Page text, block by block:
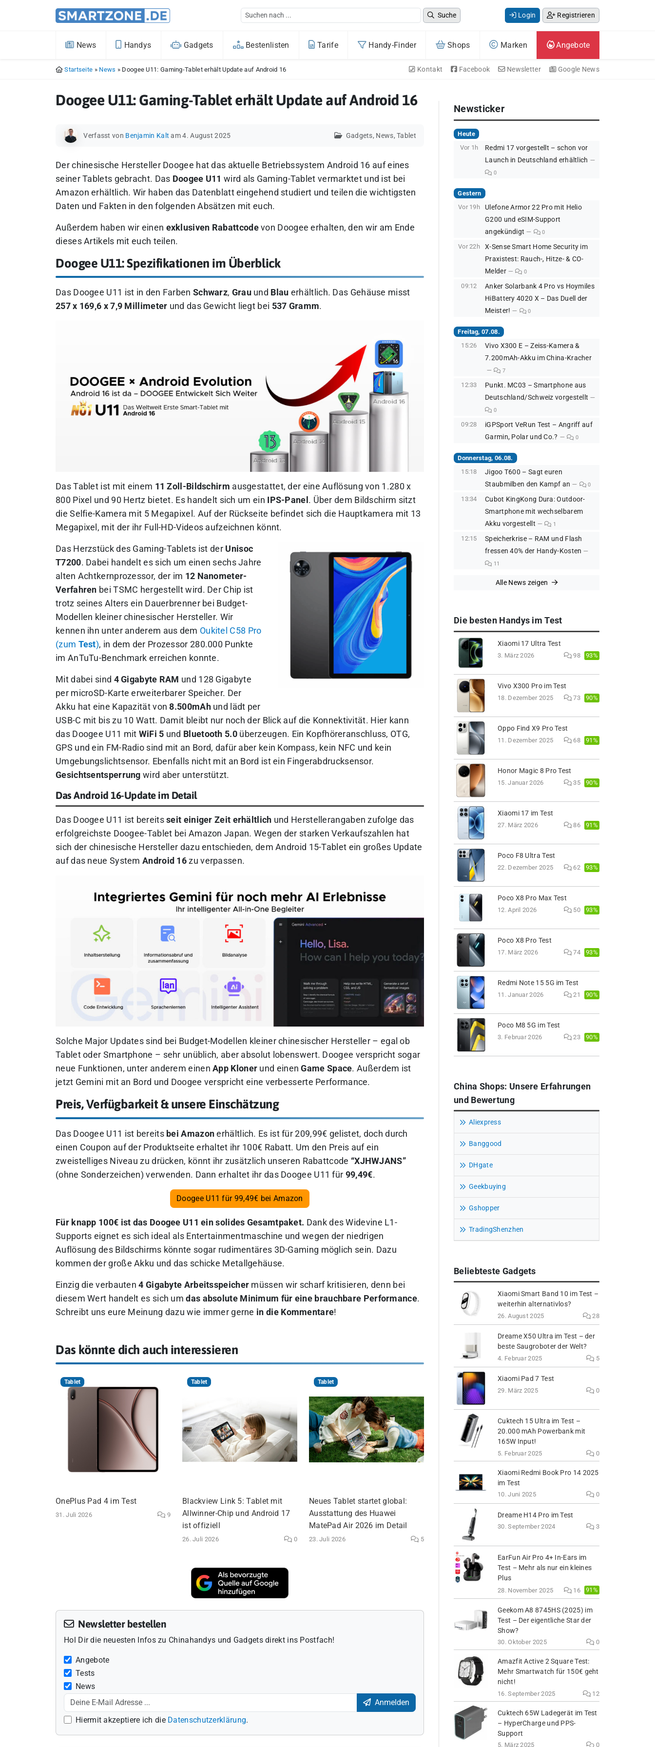
Suche Login Registrieren
News Handys Gadgets Bestenlisten Tarife Handy-Finder Shops Marken Angebote
Startseite » News » Doogee U11: Gaming-Tablet erhält Update auf Android 16 Kontakt Facebook Newsletter Google News
Doogee U11: Gaming-Tablet erhält Update auf Android 16
Verfasst von Benjamin Kalt am 4. August 2025 Gadgets, News,Tablet
Der chinesische Hersteller Doogee hat das aktuelle Betriebssystem Android 16 auf eines
seiner Tablets gebracht. Das Doogee U11 wird als Gaming-Tablet vermarktet und ist bei
Amazon erhältlich. Wir haben das Datenblatt eingehend studiert und teilen die wichtigsten
Daten und Fakten in den folgenden Absätzen mit euch.
Außerdem haben wir einen exklusiven Rabattcodevon Doogee erhalten, den wir am Ende
dieses Artikels mit euch teilen.
Doogee U11: Spezifikationen im Überblick
Das Doogee U11 ist in den Farben Schwarz, Grauund Blau erhältlich. Das Gehäuse misst
257 x 169,6 x 7,9 Millimeter und das Gewicht liegt bei 537 Gramm.
Das Tablet ist mit einem 11 Zoll-Bildschirm ausgestattet, der eine Auflösung von 1.280 x
800 Pixel und 90 Hertz bietet. Es handelt sich um ein
IPS-Panel . Über dem Bildschirm sitzt
die Selfie-Kamera mit 5 Megapixel. Auf der Rückseite befindet sich die Hauptkamera mit 13
Megapixel, mit der ihr Full-HD-Videos aufzeichnen könnt.
Das Herzstück des Gaming-Tablets ist der Unisoc
T7200. Dabei handelt es sich um einen sechs Jahre
alten Achtkernprozessor, der im 12 Nanometer-
Verfahren bei TSMC hergestellt wird. Der Chip ist
trotz seines Alters ein Dauerbrenner bei Budget-
Modellen kleiner chinesischer Hersteller. Wir
kennen ihn unter anderem aus dem Oukitel C58 Pro
(zum Test), in dem der Prozessor 280.000 Punkte
im AnTuTu-Benchmark erreichen konnte.
Mit dabei sind 4 Gigabyte RAM und 128 Gigabyte
per microSD-Karte erweiterbarer Speicher. Der
Akku hat eine Kapazität von8.500mAhund lädt per
USB-C mit bis zu 10 Watt. Damit bleibt nur noch der Blick auf die Konnektivität. Hier kann
das Doogee U11 mit WiFi 5 und Bluetooth 5.0überzeugen. Ein Kopfhöreranschluss, OTG,
GPS und ein FM-Radio sind mit an Bord, dafür aber kein Kompass, kein NFC und kein
Umgebungslichtsensor. Ebenfalls nicht mit an Bord ist ein Fingerabdrucksensor.
Gesichtsentsperrung wird aber unterstützt.
Das Android 16-Update im Detail
Das Doogee U11 ist bereitsseit einiger Zeit erhältlich und Herstellerangaben zufolge das
erfolgreichste Doogee-Tablet bei Amazon Japan. Wegen der starken Verkaufszahlen hat
sich der chinesische Hersteller dazu entschieden, dem Android 15-Tablet ein großes Update
auf das neue SystemAndroid 16 zu verpassen.
Solche Major Updates sind bei Budget-Modellen kleiner chinesischer Hersteller – egal ob
Tablet oder Smartphone – sehr unüblich, aber absolut lobenswert. Doogee verspricht sogar
neue Funktionen, unter anderem einenApp Kloner und einenGame Space. Außerdem ist
jetzt Gemini mit an Bord und Doogee verspricht eine verbesserte Performance.
Preis, Verfügbarkeit & unsere Einschätzung
Das Doogee U11 ist bereits bei Amazon erhältlich. Es ist für 209,99€ gelistet, doch durch
einen Coupon auf der Produktseite erhaltet ihr 100€ Rabatt. Um den Preis auf ein
zweistelliges Niveau zu drücken, könnt ihr zusätzlich unseren Rabattcode “XJHWJANS”
(ohne Sonderzeichen) verwenden. Dann erhaltet ihr das Doogee U11 für 99,49€.
Doogee U11 für 99,49€ bei Amazon
Für knapp 100€ ist das Doogee U11 ein solides Gesamtpaket. Dank des Widevine L1-
Supports eignet es sich ideal als Entertainmentmaschine und wegen der niedrigen
Auflösung des Bildschirms könnte sogar rudimentäres 3D-Gaming möglich sein. Dazu
kommen der große Akku und das schicke Metallgehäuse.
Einzig die verbauten4 Gigabyte Arbeitsspeicher müssen wir scharf kritisieren, denn bei
diesem Wert handelt es sich umdas absolute Minimum für eine brauchbare Performance.
Schreibt uns eure Meinung dazu wie immer gerne in die Kommentare!
Das könnte dich auch interessieren
Tablet
OnePlus Pad 4 im Test
31. Juli 2026 9
Tablet
Blackview Link 5: Tablet mit
Allwinner-Chip und Android 17
ist offiziell
26. Juli 2026 0
Tablet
Neues Tablet startet global:
Ausstattung des Huawei
MatePad Air 2026 im Detail
23. Juli 2026 5
Newsletter bestellen
Hol Dir die neuesten Infos zu Chinahandys und Gadgets direkt ins Postfach!
Angebote
Tests
News
Anmelden
Hiermit akzeptiere ich die Datenschutzerklärung.
Newsticker
Heute
Vor 1h
Redmi 17 vorgestellt – schon vor
Launch in Deutschland erhältlich
0
Gestern
Vor 19h
Ulefone Armor 22 Pro mit Helio
G200 und eSIM-Support
angekündigt
0
Vor 22h
X-Sense Smart Home Security im
Praxistest: Rauch-, Hitze- & CO-
Melder
0
09:12
Anker Solarbank 4 Pro vs Hoymiles
HiBattery 4020 X – Das Duell der
Meister!
0
Freitag, 07.08.
15:26
Vivo X300 E – Zeiss-Kamera &
7.200mAh-Akku im China-Kracher
7
12:33
Punkt. MC03 – Smartphone aus
Deutschland/Schweiz vorgestellt
0
09:28
iGPSport VeRun Test – Angriff auf
Garmin, Polar und Co.?
0
Donnerstag, 06.08.
15:18
Jigoo T600 – Sagt euren
Staubmilben den Kampf an
0
13:34
Cubot KingKong Dura: Outdoor-
Smartphone mit wechselbarem
Akku vorgestellt
1
12:15
Speicherkrise – RAM und Flash
fressen 40% der Handy-Kosten
11
Alle News zeigen
Die besten Handys im Test
Xiaomi 17 Ultra Test
3. März 2026 98 93%
Vivo X300 Pro im Test
18. Dezember 2025 73 90%
Oppo Find X9 Pro Test
11. Dezember 2025 68 91%
Honor Magic 8 Pro Test
15. Januar 2026 35 90%
Xiaomi 17 im Test
27. März 2026 86 91%
Poco F8 Ultra Test
22. Dezember 2025 62 93%
Poco X8 Pro Max Test
12. April 2026 50 93%
Poco X8 Pro Test
17. März 2026 74 93%
Redmi Note 15 5G im Test
11. Januar 2026 21 90%
Poco M8 5G im Test
3. Februar 2026 23 90%
China Shops: Unsere Erfahrungen
und Bewertung
Aliexpress
Banggood
DHgate
Geekbuying
Gshopper
TradingShenzhen
Beliebteste Gadgets
Xiaomi Smart Band 10 im Test –
weiterhin alternativlos?
26. August 2025 28
Dreame X50 Ultra im Test – der
beste Saugroboter der Welt?
4. Februar 2025 5
Xiaomi Pad 7 Test
29. März 2025 0
Cuktech 15 Ultra im Test –
20.000 mAh Powerbank mit
165W Input!
5. Februar 2025 0
Xiaomi Redmi Book Pro 14 2025
im Test
10. Juni 2025 0
Dreame H14 Pro im Test
30. September 2024 3
EarFun Air Pro 4+ In-Ears im
Test – Mehr als nur ein kleines
Plus
28. November 2025 16 91%
Geekom A8 8745HS (2025) im
Test – Der eigentliche Star der
Show?
30. Oktober 2025 0
Amazfit Active 2 Square Test:
Mehr Smartwatch für 150€ geht
nicht!
16. September 2025 12
Cuktech 65W Ladegerät im Test
– HyperCharge und PPS-
Support
5. März 2025 0